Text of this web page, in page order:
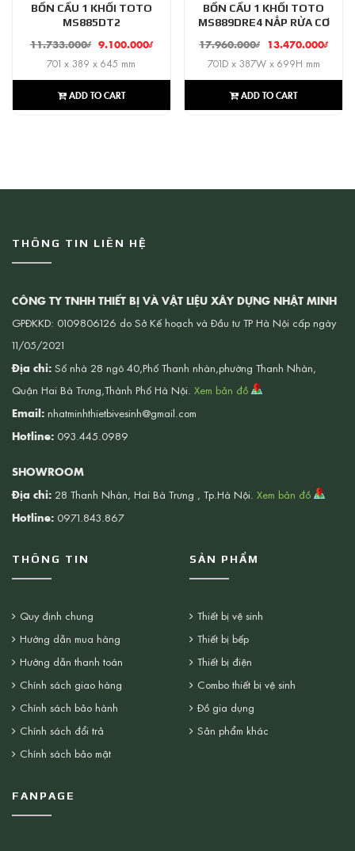
BỒN CẦU 1 KHỐI TOTO
MS885DT2
11.733.000₫ 9.100.000₫
701 x 389 x 645 mm
ADD TO CART
BỒN CẦU 1 KHỐI TOTO
MS889DRE4 NẮP RỬA CƠ
17.960.000₫ 13.470.000₫
701D x 387W x 699H mm
ADD TO CART
THÔNG TIN LIÊN HỆ
CÔNG TY TNHH THIẾT BỊ VÀ VẬT LIỆU XÂY DỰNG NHẬT MINH
GPĐKKD: 0109806126 do Sở Kế hoạch và Đầu tư TP Hà Nội cấp ngày
11/05/2021
Địa chỉ: Số nhà 28 ngõ 40,Phố Thanh nhàn,phường Thanh Nhàn,
Quận Hai Bà Trưng,Thành Phố Hà Nội. Xem bản đồ
Email: nhatminhthietbivesinh@gmail.com
Hotline: 093.445.0989
SHOWROOM
Địa chỉ: 28 Thanh Nhàn, Hai Bà Trưng , Tp.Hà Nội. Xem bản đồ
Hotline: 0971.843.867
THÔNG TIN
Quy định chung
Hướng dẫn mua hàng
Hướng dẫn thanh toán
Chính sách giao hàng
Chính sách bảo hành
Chính sách đổi trả
Chính sách bảo mật
SẢN PHẨM
Thiết bị vệ sinh
Thiết bị bếp
Thiết bị điện
Combo thiết bị vệ sinh
Đồ gia dụng
Sản phẩm khác
FANPAGE